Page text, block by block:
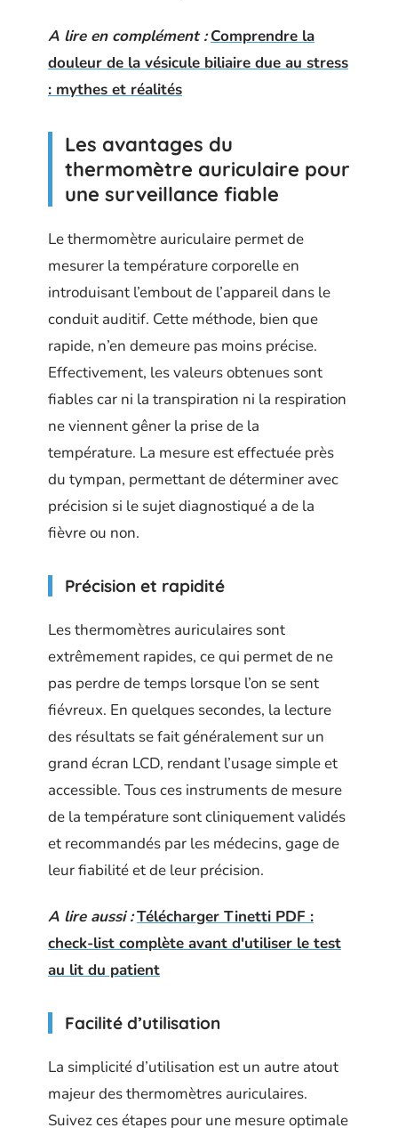
A lire en complément : Comprendre la
douleur de la vésicule biliaire due au stress
: mythes et réalités
Les avantages du
thermomètre auriculaire pour
une surveillance fiable
Le thermomètre auriculaire permet de
mesurer la température corporelle en
introduisant l’embout de l’appareil dans le
conduit auditif. Cette méthode, bien que
rapide, n’en demeure pas moins précise.
Effectivement, les valeurs obtenues sont
fiables car ni la transpiration ni la respiration
ne viennent gêner la prise de la
température. La mesure est effectuée près
du tympan, permettant de déterminer avec
précision si le sujet diagnostiqué a de la
fièvre ou non.
Précision et rapidité
Les thermomètres auriculaires sont
extrêmement rapides, ce qui permet de ne
pas perdre de temps lorsque l’on se sent
fiévreux. En quelques secondes, la lecture
des résultats se fait généralement sur un
grand écran LCD, rendant l’usage simple et
accessible. Tous ces instruments de mesure
de la température sont cliniquement validés
et recommandés par les médecins, gage de
leur fiabilité et de leur précision.
A lire aussi :Télécharger Tinetti PDF :
check-list complète avant d'utiliser le test
au lit du patient
Facilité d’utilisation
La simplicité d’utilisation est un autre atout
majeur des thermomètres auriculaires.
Suivez ces étapes pour une mesure optimale